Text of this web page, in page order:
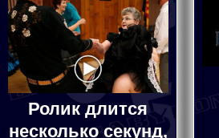
Ролик длится
несколько секунд,